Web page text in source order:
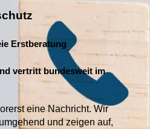
Erstberatung
vertritt bundesweit im
eine Nachricht. Wir
und zeigen auf,